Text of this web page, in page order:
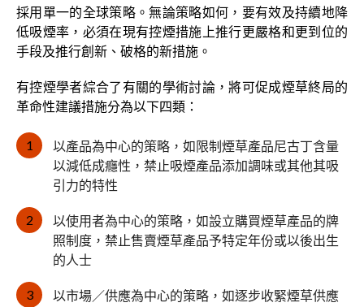
採用單一的全球策略。無論策略如何，要有效及持續地降
低吸煙率，必須在現有控煙措施上推行更嚴格和更到位的
手段及推行創新、破格的新措施。
有控煙學者綜合了有關的學術討論，將可促成煙草終局的
革命性建議措施分為以下四類：
以產品為中心的策略，如限制煙草產品尼古丁含量
以減低成癮性，禁止吸煙產品添加調味或其他其吸
引力的特性
以使用者為中心的策略，如設立購買煙草產品的牌
照制度，禁止售賣煙草產品予特定年份或以後出生
的人士
以市場／供應為中心的策略，如逐步收緊煙草供應